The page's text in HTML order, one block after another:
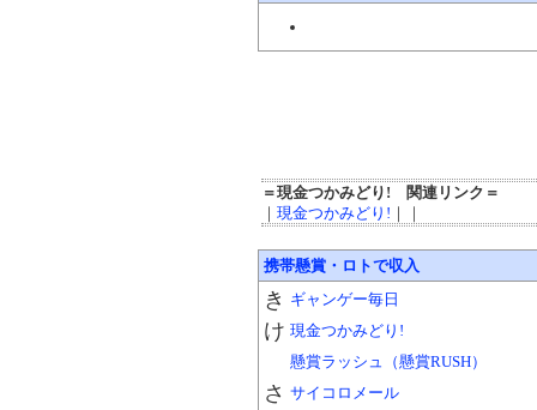
＝現金つかみどり! 関連リンク＝
｜ 現金つかみどり! ｜｜
携帯懸賞・ロトで収入
き ギャンゲー毎日
け 現金つかみどり!
懸賞ラッシュ（懸賞RUSH）
さ サイコロメール